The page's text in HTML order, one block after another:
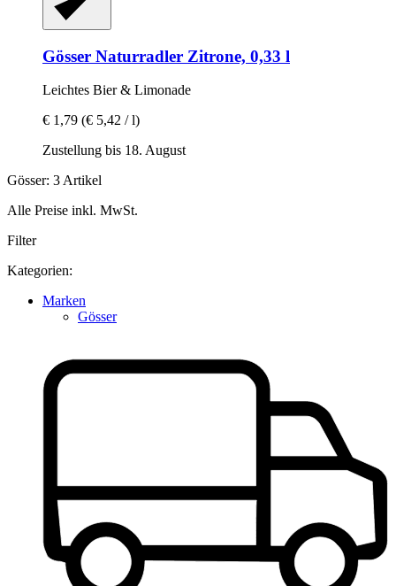
Gösser Naturradler Zitrone, 0,33 l
Leichtes Bier & Limonade
€ 1,79 (€ 5,42 / l)
Zustellung bis 18. August
Gösser: 3 Artikel
Alle Preise inkl. MwSt.
Filter
Kategorien:
Marken
Gösser